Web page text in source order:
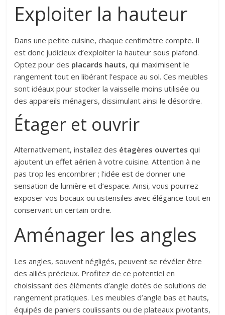
Exploiter la hauteur
Dans une petite cuisine, chaque centimètre compte. Il
est donc judicieux d’exploiter la hauteur sous plafond.
Optez pour des placards hauts, qui maximisent le
rangement tout en libérant l’espace au sol. Ces meubles
sont idéaux pour stocker la vaisselle moins utilisée ou
des appareils ménagers, dissimulant ainsi le désordre.
Étager et ouvrir
Alternativement, installez des étagères ouvertes qui
ajoutent un effet aérien à votre cuisine. Attention à ne
pas trop les encombrer ; l’idée est de donner une
sensation de lumière et d’espace. Ainsi, vous pourrez
exposer vos bocaux ou ustensiles avec élégance tout en
conservant un certain ordre.
Aménager les angles
Les angles, souvent négligés, peuvent se révéler être
des alliés précieux. Profitez de ce potentiel en
choisissant des éléments d’angle dotés de solutions de
rangement pratiques. Les meubles d’angle bas et hauts,
équipés de paniers coulissants ou de plateaux pivotants,